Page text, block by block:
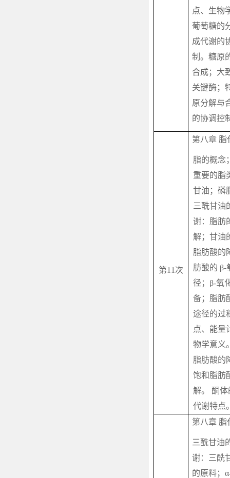
点、生物
葡萄糖的
成代谢的
制。糖原
合成；大
关键酶；
原分解与
的协调控
第11 次
第八章 脂
脂的概念
重要的脂
甘油；磷
三酰甘油
谢：脂肪
解；甘油
脂肪酸的
肪酸的 β-
径； β-氧
备；脂肪
途径的过
点、能量
物学意义
脂肪酸的
饱和脂肪
解。 酮体
代谢特点
第八章 脂
三酰甘油
谢：三酰
的原料；